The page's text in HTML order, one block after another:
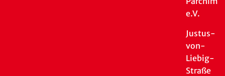
e.V.
Justus-
von-
Liebig-
Straße